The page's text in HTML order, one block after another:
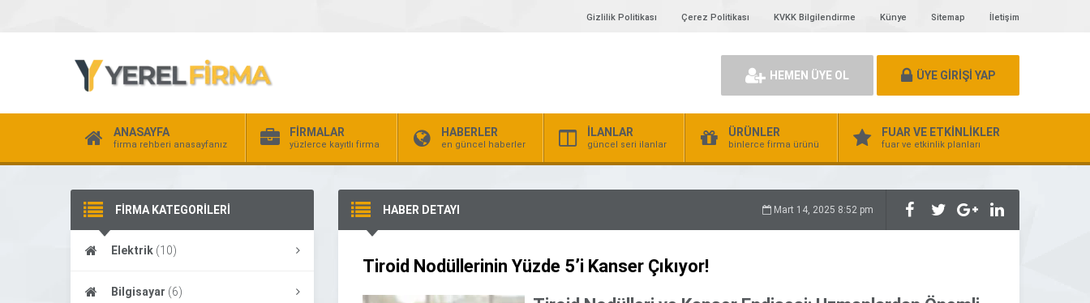
Gizlilik Politikası Çerez Politikası KVKK Bilgilendirme Künye Sitemap İletişim
HEMEN ÜYE OL ÜYE GİRİŞİ YAP
ANASAYFA
firma rehberi anasayfanız
FİRMALAR
yüzlerce kayıtlı firma
HABERLER
en güncel haberler
İLANLAR
güncel seri ilanlar
ÜRÜNLER
binlerce firma ürünü
FUAR VE ETKİNLİKLER
fuar ve etkinlik planları
FİRMA KATEGORİLERİ
Elektrik (10)
Bilgisayar (6)
HABER DETAYI Mart 14, 2025 8:52 pm
Tiroid Nodüllerinin Yüzde 5’i Kanser Çıkıyor!